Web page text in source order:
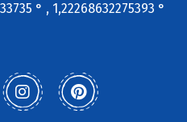
° , 1,22268632275393 °